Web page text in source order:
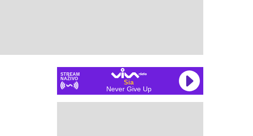
STREAM
NAŽIVO
Sia
Never Give Up